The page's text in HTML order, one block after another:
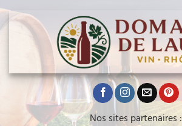
Nos sites partenaires :